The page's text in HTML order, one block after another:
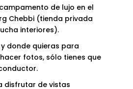
de lujo en el
Chebbi (tienda privada
interiores).
donde quieras para
fotos, sólo tienes que
disfrutar de vistas